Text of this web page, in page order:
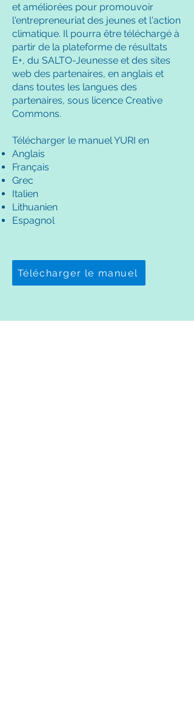
et améliorées pour promouvoir
l'entrepreneuriat des jeunes et l'action
climatique. Il pourra être téléchargé à
partir de la plateforme de résultats
E+, du SALTO-Jeunesse et des sites
web des partenaires, en anglais et
dans toutes les langues des
partenaires, sous licence Creative
Commons.
Télécharger le manuel YURI en
Anglais
Français
Grec
Italien
Lithuanien
Espagnol
Télécharger le manuel